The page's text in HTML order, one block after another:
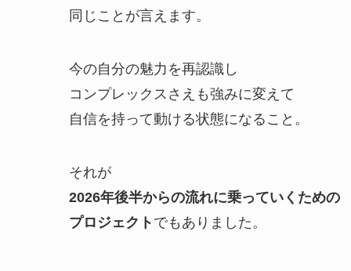
同じことが言えます。
今の自分の魅力を再認識し
コンプレックスさえも強みに変えて
自信を持って動ける状態になること。
それが
2026年後半からの流れに乗っていくための
プロジェクト でもありました。